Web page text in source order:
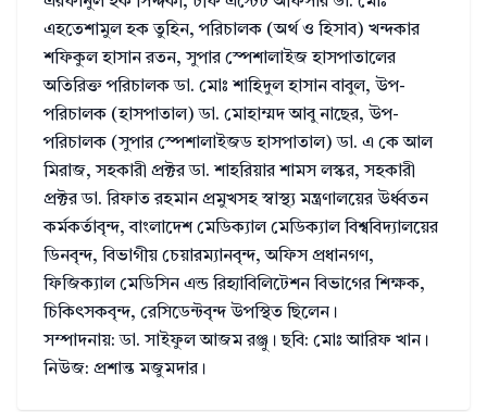
এহতেশামুল হক তুহিন, পরিচালক (অর্থ ও হিসাব) খন্দকার
শফিকুল হাসান রতন, সুপার স্পেশালাইজ হাসপাতালের
অতিরিক্ত পরিচালক ডা. মোঃ শাহিদুল হাসান বাবুল, উপ-
পরিচালক (হাসপাতাল) ডা. মোহাম্মদ আবু নাছের, উপ-
পরিচালক (সুপার স্পেশালাইজড হাসপাতাল) ডা. এ কে আল
মিরাজ, সহকারী প্রক্টর ডা. শাহরিয়ার শামস লস্কর, সহকারী
প্রক্টর ডা. রিফাত রহমান প্রমুখসহ স্বাস্থ্য মন্ত্রণালয়ের উর্ধ্বতন
কর্মকর্তাবৃন্দ, বাংলাদেশ মেডিক্যাল মেডিক্যাল বিশ্ববিদ্যালয়ের
ডিনবৃন্দ, বিভাগীয় চেয়ারম্যানবৃন্দ, অফিস প্রধানগণ,
ফিজিক্যাল মেডিসিন এন্ড রিহ্যাবিলিটেশন বিভাগের শিক্ষক,
চিকিৎসকবৃন্দ, রেসিডেন্টবৃন্দ উপস্থিত ছিলেন।
সম্পাদনায়: ডা. সাইফুল আজম রঞ্জু। ছবি: মোঃ আরিফ খান।
নিউজ: প্রশান্ত মজুমদার।